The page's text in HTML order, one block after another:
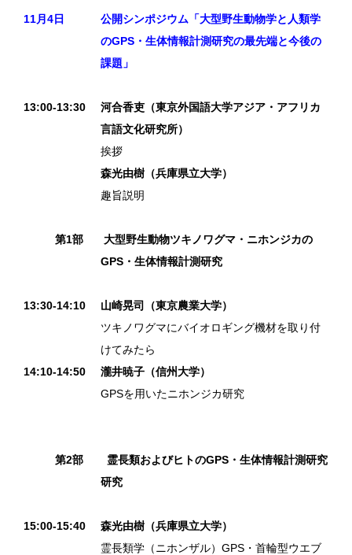
11月4日
公開シンポジウム「大型野生動物学と人類学
のGPS・生体情報計測研究の最先端と今後の
課題」
13:00-13:30
河合香吏（東京外国語大学アジア・アフリカ
言語文化研究所）
挨拶
森光由樹（兵庫県立大学）
趣旨説明
第1部
大型野生動物ツキノワグマ・ニホンジカの
GPS・生体情報計測研究
13:30-14:10
山崎晃司（東京農業大学）
ツキノワグマにバイオロギング機材を取り付
けてみたら
14:10-14:50
瀧井暁子（信州大学）
GPSを用いたニホンジカ研究
第2部
霊長類およびヒトのGPS・生体情報計測研究
研究
15:00-15:40
森光由樹（兵庫県立大学）
霊長類学（ニホンザル）GPS・首輪型ウエブ